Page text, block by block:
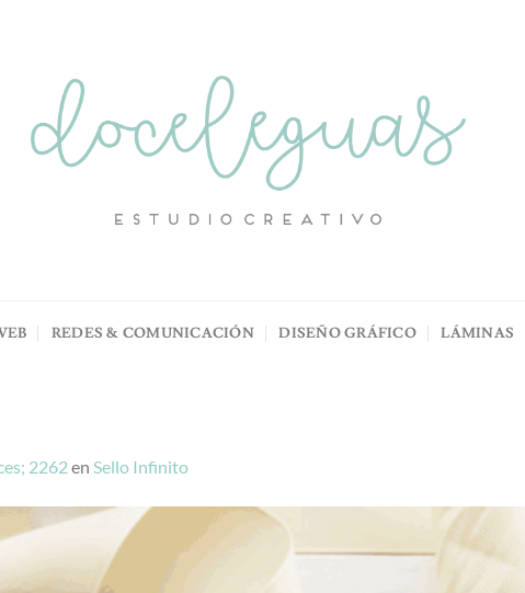
REDES & COMUNICACIÓN DISEÑO GRÁFICO LÁMINAS
2262 en Sello Infinito